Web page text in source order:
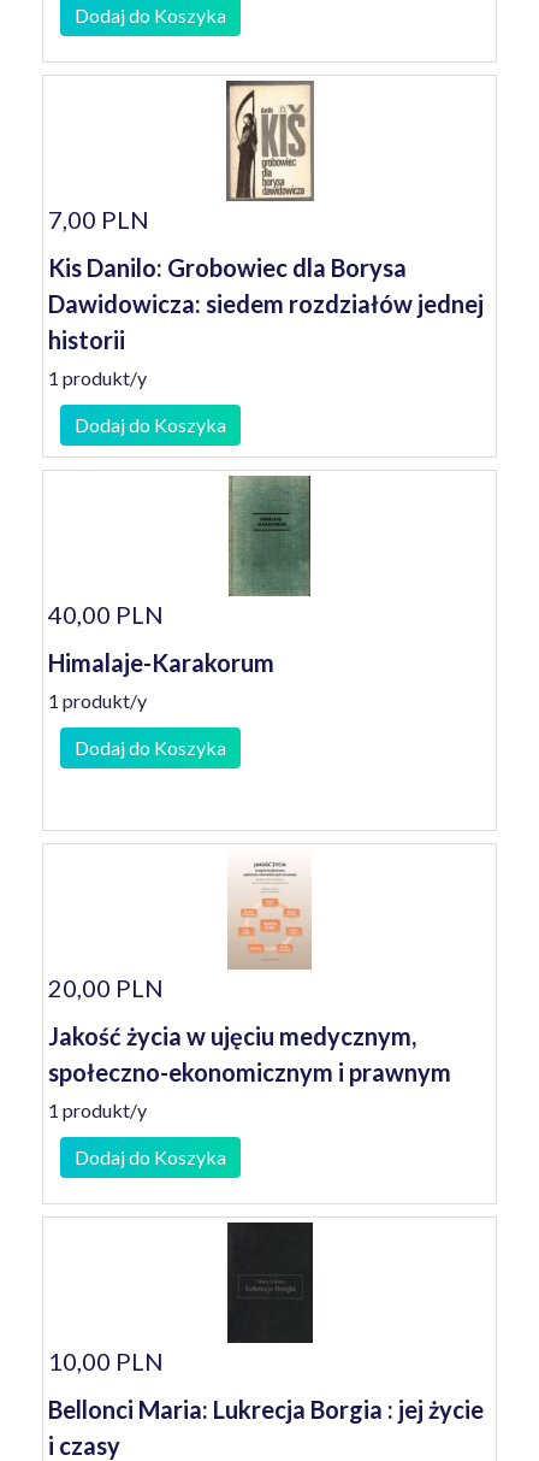
Dodaj do Koszyka
7,00 PLN
Kis Danilo: Grobowiec dla Borysa
Dawidowicza: siedem rozdziałów jednej
historii
1 produkt/y
Dodaj do Koszyka
40,00 PLN
Himalaje-Karakorum
1 produkt/y
Dodaj do Koszyka
20,00 PLN
Jakość życia w ujęciu medycznym,
społeczno-ekonomicznym i prawnym
1 produkt/y
Dodaj do Koszyka
10,00 PLN
Bellonci Maria: Lukrecja Borgia : jej życie
i czasy